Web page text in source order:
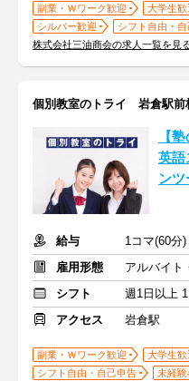
副業・Ｗワーク歓迎 大学生歓
シルバー歓迎
シフト自由・
株式会社三油商会の求人一覧を見
個別教室のトライ 岩倉駅前
【
英
ン
給与
1コマ(60分
雇用形態
アルバイト
シフト
週1日以上
アクセス
岩倉駅
副業・Ｗワーク歓迎 大学生歓
シフト自由・自己申告
未経験